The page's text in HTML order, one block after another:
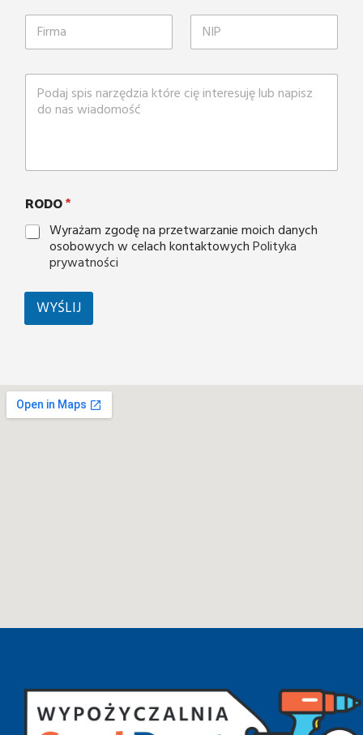
RODO*
Wyrażam zgodę na przetwarzanie moich danych
osobowych w celach kontaktowychPolityka
prywatności
WYŚLIJ